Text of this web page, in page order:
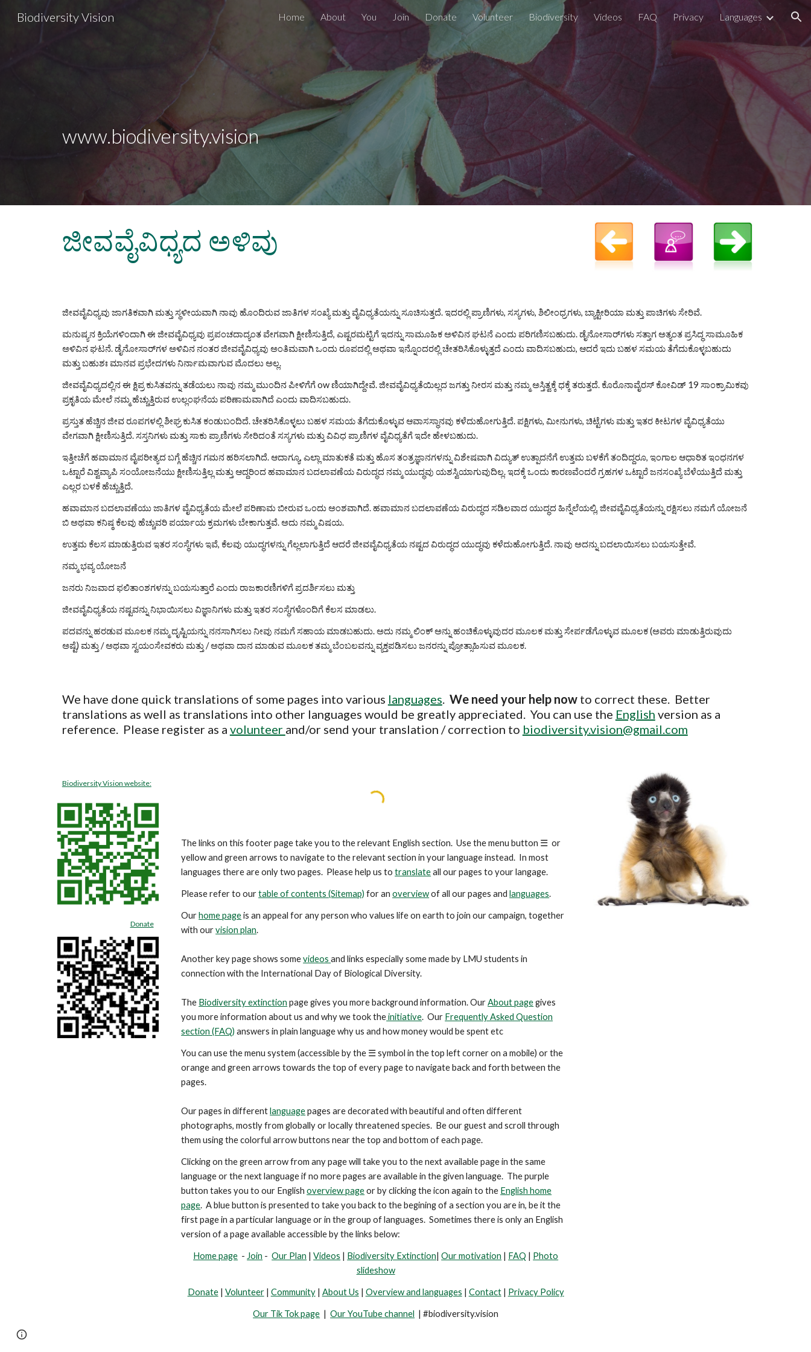
Skip to main content Skip to navigation
Biodiversity Vision Home About You Join Donate Volunteer Biodiversity Videos FAQ Privacy Languages
www.biodiversity.vision
ಜೀವವೈವಿಧ್ಯದ ಅಳಿವು
ಜೀವವೈವಿಧ್ಯವು ಜಾಗತಿಕವಾಗಿ ಮತ್ತು ಸ್ಥಳೀಯವಾಗಿ ನಾವು ಹೊಂದಿರುವ ಜಾತಿಗಳ ಸಂಖ್ಯೆ ಮತ್ತು ವೈವಿಧ್ಯತೆಯನ್ನು ಸೂಚಿಸುತ್ತದೆ. ಇದರಲ್ಲಿ ಪ್ರಾಣಿಗಳು, ಸಸ್ಯಗಳು, ಶಿಲೀಂಧ್ರಗಳು, ಬ್ಯಾಕ್ಟೀರಿಯಾ ಮತ್ತು ಪಾಚಿಗಳು ಸೇರಿವೆ.
ಮನುಷ್ಯನ ಕ್ರಿಯೆಗಳಿಂದಾಗಿ ಈ ಜೀವವೈವಿಧ್ಯವು ಪ್ರಪಂಚದಾದ್ಯಂತ ವೇಗವಾಗಿ ಕ್ಷೀಣಿಸುತ್ತಿದೆ, ಎಷ್ಟರಮಟ್ಟಿಗೆ ಇದನ್ನು ಸಾಮೂಹಿಕ ಅಳಿವಿನ ಘಟನೆ ಎಂದು ಪರಿಗಣಿಸಬಹುದು. ಡೈನೋಸಾರ್‌ಗಳು ಸತ್ತಾಗ ಅತ್ಯಂತ ಪ್ರಸಿದ್ಧ ಸಾಮೂಹಿಕ
ಅಳಿವಿನ ಘಟನೆ. ಡೈನೋಸಾರ್‌ಗಳ ಅಳಿವಿನ ನಂತರ ಜೀವವೈವಿಧ್ಯವು ಅಂತಿಮವಾಗಿ ಒಂದು ರೂಪದಲ್ಲಿ ಅಥವಾ ಇನ್ನೊಂದರಲ್ಲಿ ಚೇತರಿಸಿಕೊಳ್ಳುತ್ತದೆ ಎಂದು ವಾದಿಸಬಹುದು, ಆದರೆ ಇದು ಬಹಳ ಸಮಯ ತೆಗೆದುಕೊಳ್ಳಬಹುದು
ಮತ್ತು ಬಹುಶಃ ಮಾನವ ಪ್ರಭೇದಗಳು ನಿರ್ನಾಮವಾಗುವ ಮೊದಲು ಅಲ್ಲ.
ಜೀವವೈವಿಧ್ಯದಲ್ಲಿನ ಈ ಕ್ಷಿಪ್ರ ಕುಸಿತವನ್ನು ತಡೆಯಲು ನಾವು ನಮ್ಮ ಮುಂದಿನ ಪೀಳಿಗೆಗೆ ow ಣಿಯಾಗಿದ್ದೇವೆ. ಜೀವವೈವಿಧ್ಯತೆಯಿಲ್ಲದ ಜಗತ್ತು ನೀರಸ ಮತ್ತು ನಮ್ಮ ಅಸ್ತಿತ್ವಕ್ಕೆ ಧಕ್ಕೆ ತರುತ್ತದೆ. ಕೊರೊನಾವೈರಸ್ ಕೋವಿಡ್ 19 ಸಾಂಕ್ರಾಮಿಕವು
ಪ್ರಕೃತಿಯ ಮೇಲೆ ನಮ್ಮ ಹೆಚ್ಚುತ್ತಿರುವ ಉಲ್ಲಂಘನೆಯ ಪರಿಣಾಮವಾಗಿದೆ ಎಂದು ವಾದಿಸಬಹುದು.
ಪ್ರಸ್ತುತ ಹೆಚ್ಚಿನ ಜೀವ ರೂಪಗಳಲ್ಲಿ ಶೀಘ್ರ ಕುಸಿತ ಕಂಡುಬಂದಿದೆ. ಚೇತರಿಸಿಕೊಳ್ಳಲು ಬಹಳ ಸಮಯ ತೆಗೆದುಕೊಳ್ಳುವ ಆವಾಸಸ್ಥಾನವು ಕಳೆದುಹೋಗುತ್ತಿದೆ. ಪಕ್ಷಿಗಳು, ಮೀನುಗಳು, ಚಿಟ್ಟೆಗಳು ಮತ್ತು ಇತರ ಕೀಟಗಳ ವೈವಿಧ್ಯತೆಯು
ವೇಗವಾಗಿ ಕ್ಷೀಣಿಸುತ್ತಿದೆ. ಸಸ್ತನಿಗಳು ಮತ್ತು ಸಾಕು ಪ್ರಾಣಿಗಳು ಸೇರಿದಂತೆ ಸಸ್ಯಗಳು ಮತ್ತು ವಿವಿಧ ಪ್ರಾಣಿಗಳ ವೈವಿಧ್ಯತೆಗೆ ಇದೇ ಹೇಳಬಹುದು.
ಇತ್ತೀಚೆಗೆ ಹವಾಮಾನ ವೈಪರೀತ್ಯದ ಬಗ್ಗೆ ಹೆಚ್ಚಿನ ಗಮನ ಹರಿಸಲಾಗಿದೆ. ಆದಾಗ್ಯೂ, ಎಲ್ಲಾ ಮಾತುಕತೆ ಮತ್ತು ಹೊಸ ತಂತ್ರಜ್ಞಾನಗಳನ್ನು ವಿಶೇಷವಾಗಿ ವಿದ್ಯುತ್ ಉತ್ಪಾದನೆಗೆ ಉತ್ತಮ ಬಳಕೆಗೆ ತಂದಿದ್ದರೂ, ಇಂಗಾಲ ಆಧಾರಿತ ಇಂಧನಗಳ
ಒಟ್ಟಾರೆ ವಿಶ್ವವ್ಯಾಪಿ ಸಂಯೋಜನೆಯು ಕ್ಷೀಣಿಸುತ್ತಿಲ್ಲ ಮತ್ತು ಆದ್ದರಿಂದ ಹವಾಮಾನ ಬದಲಾವಣೆಯ ವಿರುದ್ಧದ ನಮ್ಮ ಯುದ್ಧವು ಯಶಸ್ವಿಯಾಗುವುದಿಲ್ಲ. ಇದಕ್ಕೆ ಒಂದು ಕಾರಣವೆಂದರೆ ಗ್ರಹಗಳ ಒಟ್ಟಾರೆ ಜನಸಂಖ್ಯೆ ಬೆಳೆಯುತ್ತಿದೆ ಮತ್ತು
ಎಲ್ಲರ ಬಳಕೆ ಹೆಚ್ಚುತ್ತಿದೆ.
ಹವಾಮಾನ ಬದಲಾವಣೆಯು ಜಾತಿಗಳ ವೈವಿಧ್ಯತೆಯ ಮೇಲೆ ಪರಿಣಾಮ ಬೀರುವ ಒಂದು ಅಂಶವಾಗಿದೆ. ಹವಾಮಾನ ಬದಲಾವಣೆಯ ವಿರುದ್ಧದ ಸಡಿಲವಾದ ಯುದ್ಧದ ಹಿನ್ನೆಲೆಯಲ್ಲಿ, ಜೀವವೈವಿಧ್ಯತೆಯನ್ನು ರಕ್ಷಿಸಲು ನಮಗೆ ಯೋಜನೆ
ಬಿ ಅಥವಾ ಕನಿಷ್ಠ ಕೆಲವು ಹೆಚ್ಚುವರಿ ಪರ್ಯಾಯ ಕ್ರಮಗಳು ಬೇಕಾಗುತ್ತವೆ. ಅದು ನಮ್ಮ ವಿಷಯ.
ಉತ್ತಮ ಕೆಲಸ ಮಾಡುತ್ತಿರುವ ಇತರ ಸಂಸ್ಥೆಗಳು ಇವೆ, ಕೆಲವು ಯುದ್ಧಗಳನ್ನು ಗೆಲ್ಲಲಾಗುತ್ತಿದೆ ಆದರೆ ಜೀವವೈವಿಧ್ಯತೆಯ ನಷ್ಟದ ವಿರುದ್ಧದ ಯುದ್ಧವು ಕಳೆದುಹೋಗುತ್ತಿದೆ. ನಾವು ಅದನ್ನು ಬದಲಾಯಿಸಲು ಬಯಸುತ್ತೇವೆ.
ನಮ್ಮ ಭವ್ಯ ಯೋಜನೆ
ಜನರು ನಿಜವಾದ ಫಲಿತಾಂಶಗಳನ್ನು ಬಯಸುತ್ತಾರೆ ಎಂದು ರಾಜಕಾರಣಿಗಳಿಗೆ ಪ್ರದರ್ಶಿಸಲು ಮತ್ತು
ಜೀವವೈವಿಧ್ಯತೆಯ ನಷ್ಟವನ್ನು ನಿಭಾಯಿಸಲು ವಿಜ್ಞಾನಿಗಳು ಮತ್ತು ಇತರ ಸಂಸ್ಥೆಗಳೊಂದಿಗೆ ಕೆಲಸ ಮಾಡಲು.
ಪದವನ್ನು ಹರಡುವ ಮೂಲಕ ನಮ್ಮ ದೃಷ್ಟಿಯನ್ನು ನನಸಾಗಿಸಲು ನೀವು ನಮಗೆ ಸಹಾಯ ಮಾಡಬಹುದು. ಅದು ನಮ್ಮ ಲಿಂಕ್ ಅನ್ನು ಹಂಚಿಕೊಳ್ಳುವುದರ ಮೂಲಕ ಮತ್ತು ಸೇರ್ಪಡೆಗೊಳ್ಳುವ ಮೂಲಕ (ಅವರು ಮಾಡುತ್ತಿರುವುದು
ಅಷ್ಟೆ) ಮತ್ತು / ಅಥವಾ ಸ್ವಯಂಸೇವಕರು ಮತ್ತು / ಅಥವಾ ದಾನ ಮಾಡುವ ಮೂಲಕ ತಮ್ಮ ಬೆಂಬಲವನ್ನು ವ್ಯಕ್ತಪಡಿಸಲು ಜನರನ್ನು ಪ್ರೋತ್ಸಾಹಿಸುವ ಮೂಲಕ.
We have done quick translations of some pages into various languages. We need your help now to correct these.  Better
translations as well as translations into other languages would be greatly appreciated.  You can use the English version as a
reference.  Please register as a volunteer and/or send your translation / correction to biodiversity.vision@gmail.com
Biodiversity Vision website:
Donate
The links on this footer page take you to the relevant English section. Use the menu button ☰or
yellow and green arrows to navigate to the relevant section in your language instead. In most
languages there are only two pages. Please help us totranslateall our pages to your langage.
Please refer to ourtable of contents (Sitemap) for anoverviewof all our pages andlanguages.
Ourhome pageis an appeal for any person who values life on earth to join our campaign, together
with ourvision plan.
Another keypageshows somevideosand links especially some made by LMU students in
connection with the International Day of Biological Diversity.
The Biodiversity extinction page gives you more background information. OurAbout pagegives
you more information about us and why we took theinitiative. Our Frequently Asked Question
section (FAQ) answers in plain language why us and how money would be spent etc
You can use the menu system (accessible by the ☰ symbol in the top left corner on a mobile) or the
orange and green arrowstowards the top of every page to navigate back and forth between the
pages.
Our pages in differentlanguagepages are decorated with beautiful and often different
photographs, mostly from globally or locally threatened species. Be our guest and scroll through
them using the colorful arrow buttons near the top and bottom of each page.
Clicking on the green arrow from any page will take you to the next available page in the same
language or the next language if no more pages are available in the given language. The purple
button takes you to our Englishoverview pageor by clicking the icon again to the English home
page. A blue button is presentedto take you back to the begining of a section you are in, be it the
first page in a particular language or in the group of languages.Sometimes there is only an English
version of a page available accessible by the links below:
Home page - Join -Our Plan |Videos | Biodiversity Extinction|Our motivation | FAQ | Photo
slideshow
Donate| Volunteer| Community| About Us | Overview and languages | Contact| Privacy Policy
Our Tik Tok page |Our YouTube channel | #biodiversity.vision